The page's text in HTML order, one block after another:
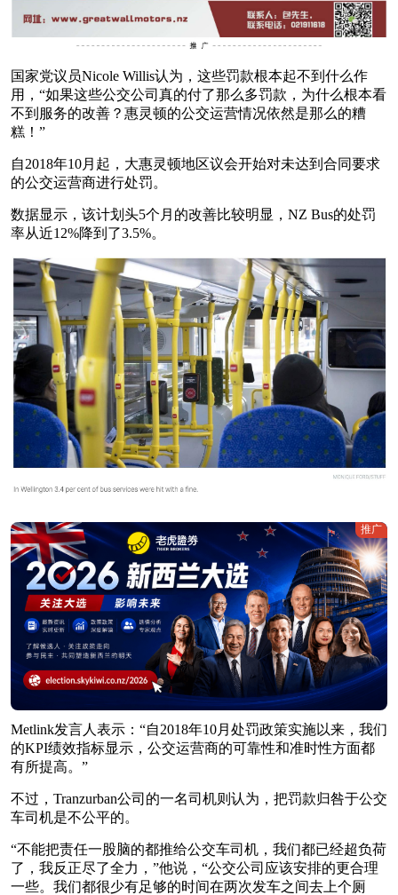
国家党议员Nicole Willis认为，这些罚款根本起不到什么作
用，“如果这些公交公司真的付了那么多罚款，为什么根本看
不到服务的改善？惠灵顿的公交运营情况依然是那么的糟
糕！”
自2018年10月起，大惠灵顿地区议会开始对未达到合同要求
的公交运营商进行处罚。
数据显示，该计划头5个月的改善比较明显，NZ Bus的处罚
率从近12%降到了3.5%。
推广
Metlink发言人表示：“自2018年10月处罚政策实施以来，我们
的KPI绩效指标显示，公交运营商的可靠性和准时性方面都
有所提高。”
不过，Tranzurban公司的一名司机则认为，把罚款归咎于公交
车司机是不公平的。
“不能把责任一股脑的都推给公交车司机，我们都已经超负荷
了，我反正尽了全力，”他说，“公交公司应该安排的更合理
一些。我们都很少有足够的时间在两次发车之间去上个厕